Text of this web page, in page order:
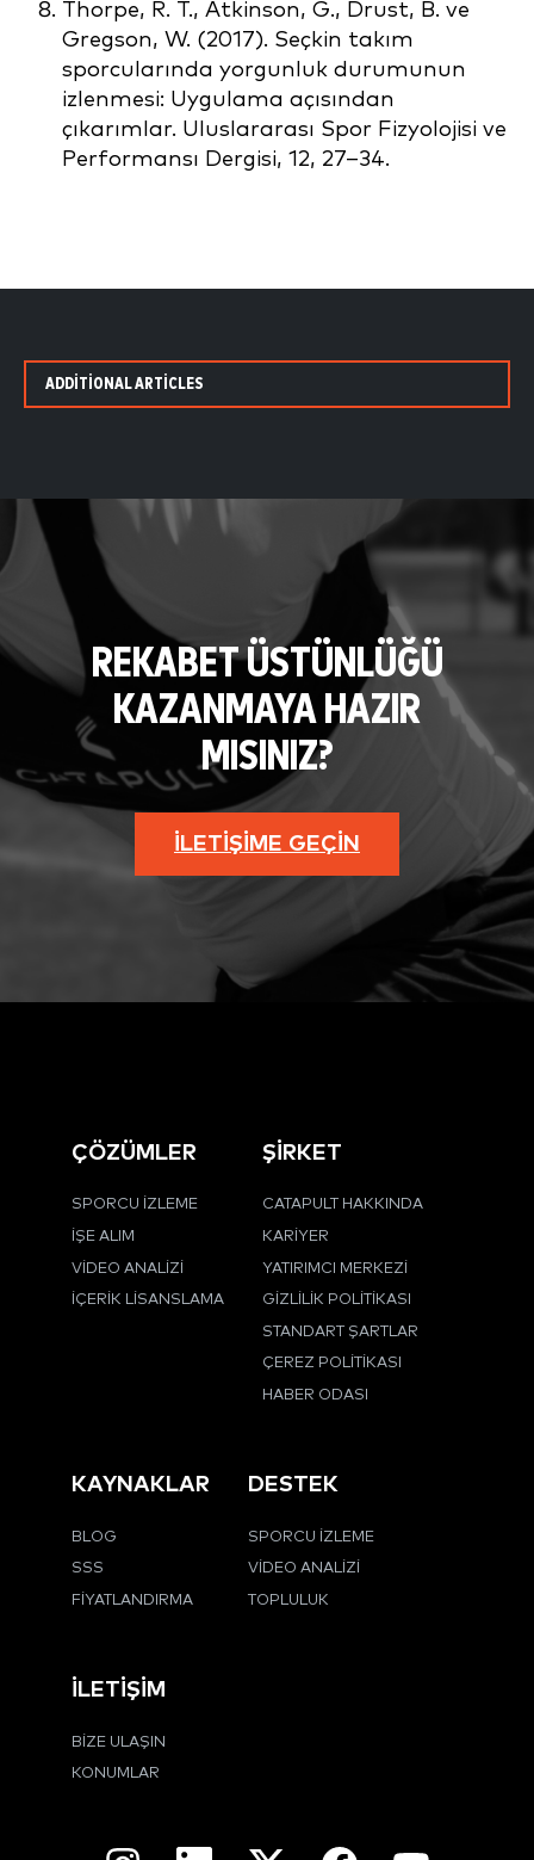
Thorpe, R. T., Atkinson, G., Drust, B. ve
Gregson, W. (2017). Seçkin takım
sporcularında yorgunluk durumunun
izlenmesi: Uygulama açısından
çıkarımlar. Uluslararası Spor Fizyolojisi ve
Performansı Dergisi, 12, 27–34.
ADDITIONAL ARTICLES
REKABET ÜSTÜNLÜĞÜ
KAZANMAYA HAZIR
MISINIZ?
İLETIŞIME GEÇIN
ÇÖZÜMLER
SPORCU İZLEME
İŞE ALIM
VIDEO ANALIZI
İÇERIK LISANSLAMA
ŞİRKET
CATAPULT HAKKINDA
KARIYER
YATIRIMCI MERKEZI
GIZLILIK POLITIKASI
STANDART ŞARTLAR
ÇEREZ POLITIKASI
HABER ODASI
KAYNAKLAR
BLOG
SSS
FIYATLANDIRMA
DESTEK
SPORCU İZLEME
VIDEO ANALIZI
TOPLULUK
İLETIŞIM
BIZE ULAŞIN
KONUMLAR